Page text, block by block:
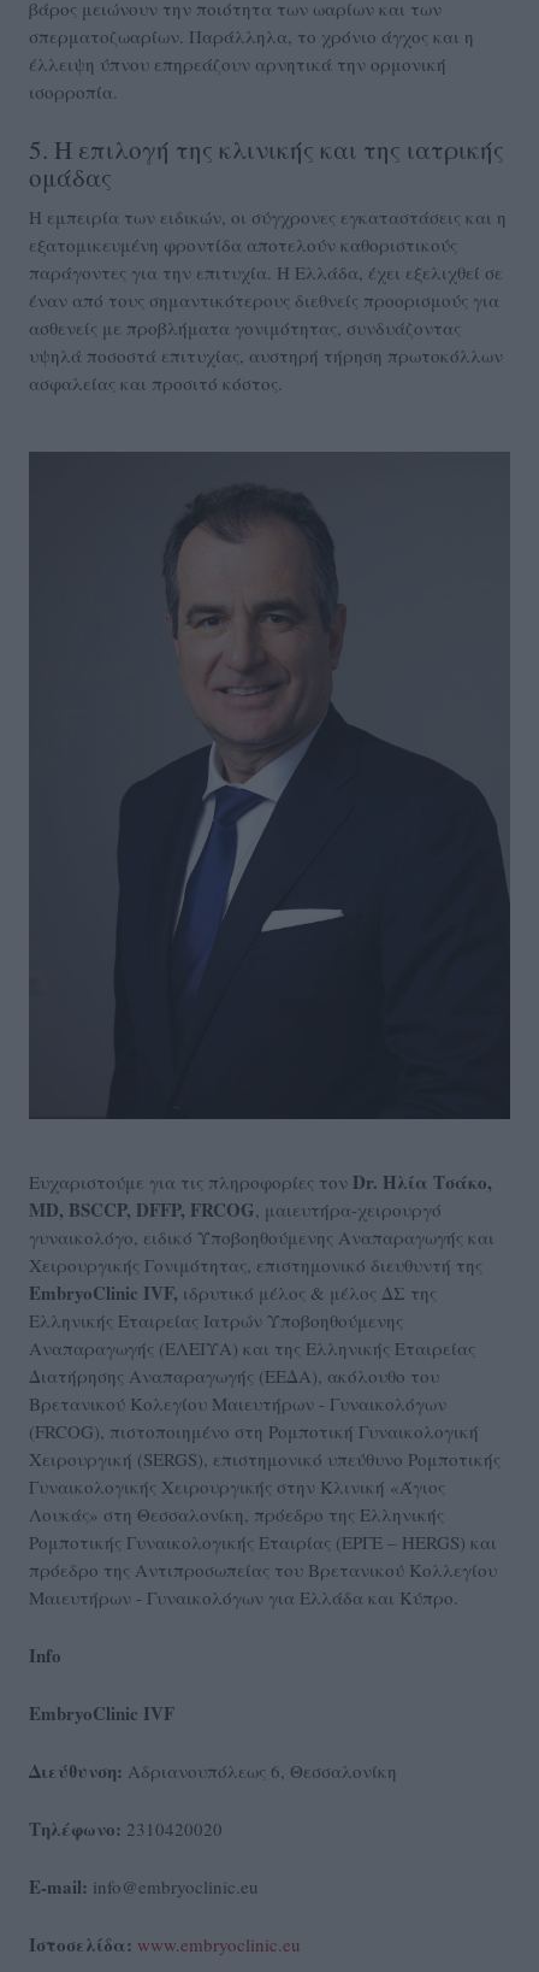
βάρος μειώνουν την ποιότητα των ωαρίων και των
σπερματοζωαρίων. Παράλληλα, το χρόνιο άγχος και η
έλλειψη ύπνου επηρεάζουν αρνητικά την ορμονική
ισορροπία.
5. Η επιλογή της κλινικής και της ιατρικής
ομάδας
Η εμπειρία των ειδικών, οι σύγχρονες εγκαταστάσεις και η
εξατομικευμένη φροντίδα αποτελούν καθοριστικούς
παράγοντες για την επιτυχία. Η Ελλάδα, έχει εξελιχθεί σε
έναν από τους σημαντικότερους διεθνείς προορισμούς για
ασθενείς με προβλήματα γονιμότητας, συνδυάζοντας
υψηλά ποσοστά επιτυχίας, αυστηρή τήρηση πρωτοκόλλων
ασφαλείας και προσιτό κόστος.
Ευχαριστούμε για τις πληροφορίες τον Dr. Ηλία Τσάκο,
ΜD, BSCCP, DFFP, FRCOG, μαιευτήρα-χειρουργό
γυναικολόγο, ειδικό Υποβοηθούμενης Αναπαραγωγής και
Χειρουργικής Γονιμότητας, επιστημονικό διευθυντή της
EmbryoClinic IVF, ιδρυτικό μέλος & μέλος ΔΣ της
Ελληνικής Εταιρείας Ιατρών Υποβοηθούμενης
Αναπαραγωγής (ΕΛΕΙΥΑ) και της Ελληνικής Εταιρείας
Διατήρησης Αναπαραγωγής (ΕΕΔΑ), ακόλουθο του
Βρετανικού Κολεγίου Μαιευτήρων - Γυναικολόγων
(FRCOG), πιστοποιημένο στη Ρομποτική Γυναικολογική
Χειρουργική (SERGS), επιστημονικό υπεύθυνο Ρομποτικής
Γυναικολογικής Χειρουργικής στην Κλινική «Άγιος
Λουκάς» στη Θεσσαλονίκη, πρόεδρο της Ελληνικής
Ρομποτικής Γυναικολογικής Εταιρίας (ΕΡΓΕ – HERGS) και
πρόεδρο της Αντιπροσωπείας του Βρετανικού Κολλεγίου
Μαιευτήρων - Γυναικολόγων για Ελλάδα και Κύπρο.
Info
EmbryoClinic IVF
Διεύθυνση: Αδριανουπόλεως 6, Θεσσαλονίκη
Τηλέφωνο: 2310420020
E-mail: info@embryoclinic.eu
Ιστοσελίδα: www.embryoclinic.eu